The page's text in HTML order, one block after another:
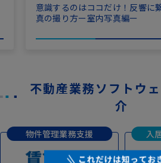
意識するのはココだけ！反響に
真の撮り方ー室内写真編ー
不動産業務ソフトウ
介
物件管理業務支援 入